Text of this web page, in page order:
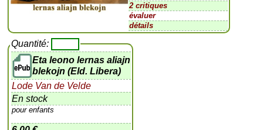
2 critiques
évaluer
détails
Quantité:
Eta leono lernas aliajn
blekojn (Eld. Libera)
Lode Van de Velde
En stock
pour enfants